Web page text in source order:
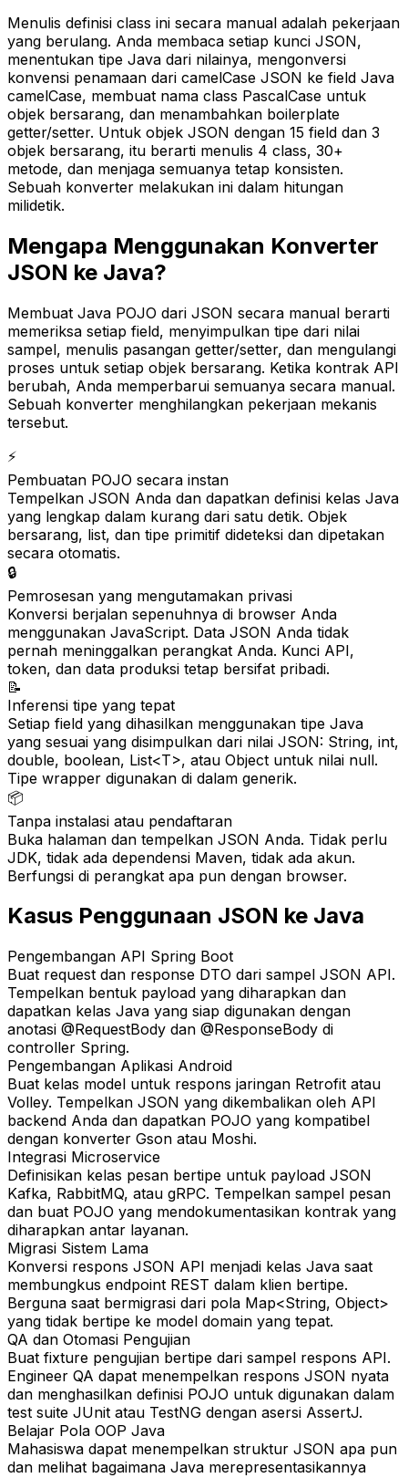
Menulis definisi class ini secara manual adalah pekerjaan
yang berulang. Anda membaca setiap kunci JSON,
menentukan tipe Java dari nilainya, mengonversi
konvensi penamaan dari camelCase JSON ke field Java
camelCase, membuat nama class PascalCase untuk
objek bersarang, dan menambahkan boilerplate
getter/setter. Untuk objek JSON dengan 15 field dan 3
objek bersarang, itu berarti menulis 4 class, 30+
metode, dan menjaga semuanya tetap konsisten.
Sebuah konverter melakukan ini dalam hitungan
milidetik.
Mengapa Menggunakan Konverter
JSON ke Java?
Membuat Java POJO dari JSON secara manual berarti
memeriksa setiap field, menyimpulkan tipe dari nilai
sampel, menulis pasangan getter/setter, dan mengulangi
proses untuk setiap objek bersarang. Ketika kontrak API
berubah, Anda memperbarui semuanya secara manual.
Sebuah konverter menghilangkan pekerjaan mekanis
tersebut.
⚡
Pembuatan POJO secara instan
Tempelkan JSON Anda dan dapatkan definisi kelas Java
yang lengkap dalam kurang dari satu detik. Objek
bersarang, list, dan tipe primitif dideteksi dan dipetakan
secara otomatis.
🔒
Pemrosesan yang mengutamakan privasi
Konversi berjalan sepenuhnya di browser Anda
menggunakan JavaScript. Data JSON Anda tidak
pernah meninggalkan perangkat Anda. Kunci API,
token, dan data produksi tetap bersifat pribadi.
📝
Inferensi tipe yang tepat
Setiap field yang dihasilkan menggunakan tipe Java
yang sesuai yang disimpulkan dari nilai JSON: String, int,
double, boolean, List<T>, atau Object untuk nilai null.
Tipe wrapper digunakan di dalam generik.
📦
Tanpa instalasi atau pendaftaran
Buka halaman dan tempelkan JSON Anda. Tidak perlu
JDK, tidak ada dependensi Maven, tidak ada akun.
Berfungsi di perangkat apa pun dengan browser.
Kasus Penggunaan JSON ke Java
Pengembangan API Spring Boot
Buat request dan response DTO dari sampel JSON API.
Tempelkan bentuk payload yang diharapkan dan
dapatkan kelas Java yang siap digunakan dengan
anotasi @RequestBody dan @ResponseBody di
controller Spring.
Pengembangan Aplikasi Android
Buat kelas model untuk respons jaringan Retrofit atau
Volley. Tempelkan JSON yang dikembalikan oleh API
backend Anda dan dapatkan POJO yang kompatibel
dengan konverter Gson atau Moshi.
Integrasi Microservice
Definisikan kelas pesan bertipe untuk payload JSON
Kafka, RabbitMQ, atau gRPC. Tempelkan sampel pesan
dan buat POJO yang mendokumentasikan kontrak yang
diharapkan antar layanan.
Migrasi Sistem Lama
Konversi respons JSON API menjadi kelas Java saat
membungkus endpoint REST dalam klien bertipe.
Berguna saat bermigrasi dari pola Map<String, Object>
yang tidak bertipe ke model domain yang tepat.
QA dan Otomasi Pengujian
Buat fixture pengujian bertipe dari sampel respons API.
Engineer QA dapat menempelkan respons JSON nyata
dan menghasilkan definisi POJO untuk digunakan dalam
test suite JUnit atau TestNG dengan asersi AssertJ.
Belajar Pola OOP Java
Mahasiswa dapat menempelkan struktur JSON apa pun
dan melihat bagaimana Java merepresentasikannya